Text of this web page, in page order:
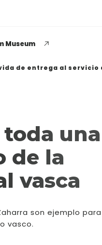
Museum
que
o política
de entrega al
toda
de la
vasca
son ejemplo
vasco.